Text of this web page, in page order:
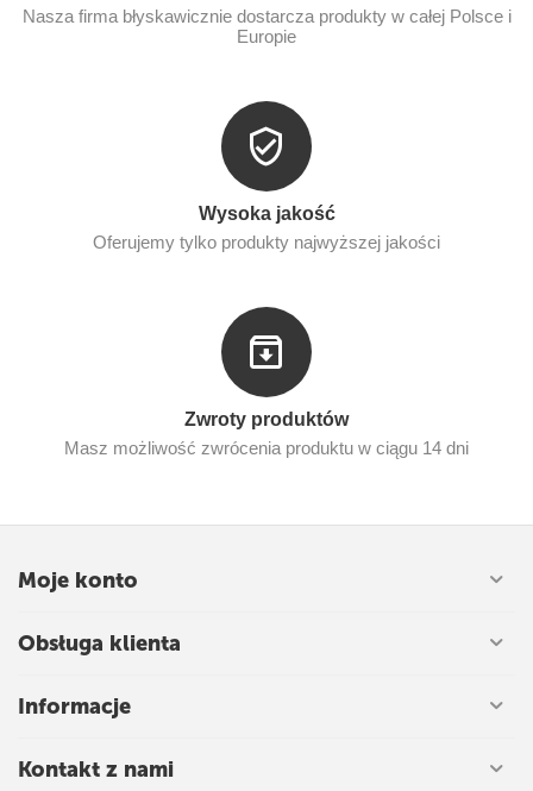
Nasza firma błyskawicznie dostarcza produkty w całej Polsce i
Europie
Wysoka jakość
Oferujemy tylko produkty najwyższej jakości
Zwroty produktów
Masz możliwość zwrócenia produktu w ciągu 14 dni
Moje konto
Obsługa klienta
Informacje
Kontakt z nami